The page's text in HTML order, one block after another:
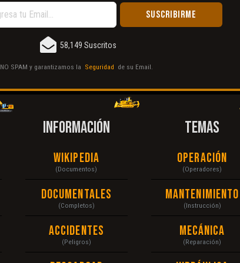
58,149 Suscritos
NO SPAM y garantizamos la Seguridad de su Email.
INFORMACIÓN
Wikipedia
(Documentos)
Documentales
(Completos)
Accidentes
(Peligros)
TEMAS
Operación
(Operadores)
Mantenimiento
(Instrucción)
Mecánica
(Reparación)